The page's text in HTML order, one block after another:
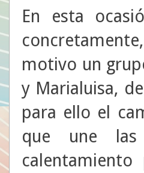
En esta
motivo un
y Marialuisa,
para ello el
que une las